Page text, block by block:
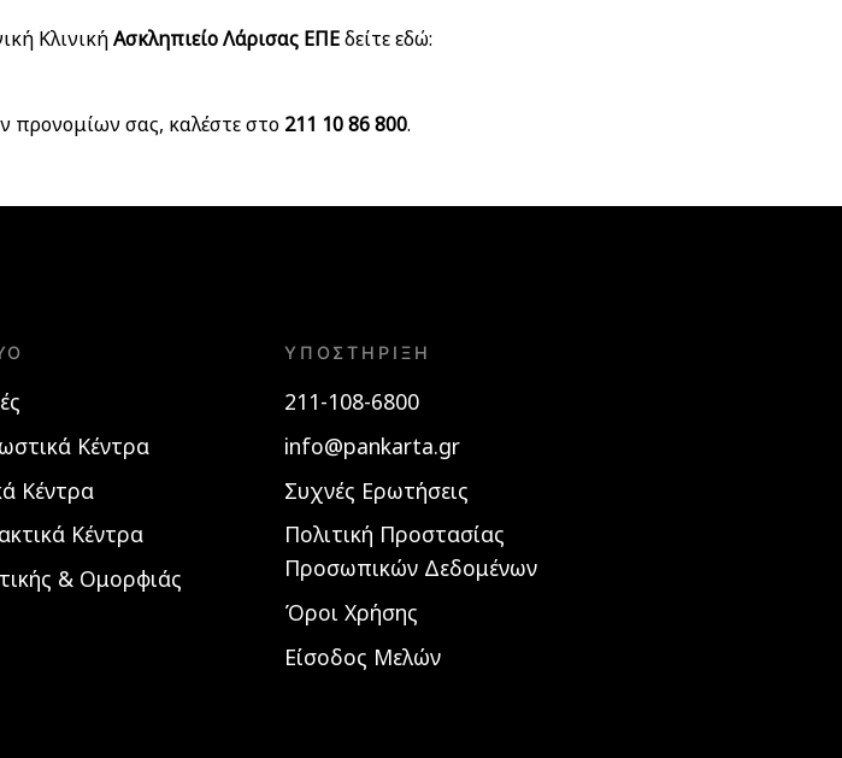
ΚλινικήΑσκληπιείο Λάρισας ΕΠΕδείτε εδώ:
προνομίων σας, καλέστε στο 211 10 86 800.
Κέντρα
Κέντρα
Κέντρα
& Ομορφιάς
ΥΠΟΣΤΉΡΙΞΗ
211-108-6800
info@pankarta.gr
Συχνές Ερωτήσεις
Πολιτική Προστασίας
Προσωπικών Δεδομένων
Όροι Χρήσης
Είσοδος Μελών